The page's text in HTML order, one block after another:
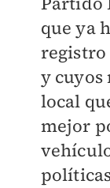
que ya
y cuyos
local
mejor